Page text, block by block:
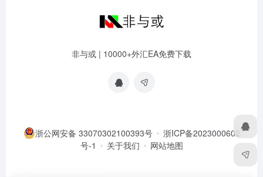
非与或 | 10000+外汇EA免费下载
浙公网安备 33070302100393号
浙ICP备2023000602
号-1
关于我们 网站地图